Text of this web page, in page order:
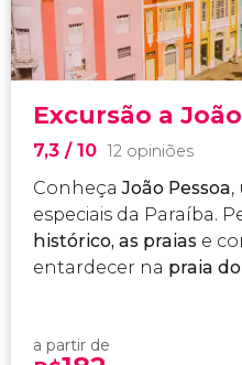
Excursão a
7,3 / 10 12 opiniões
ConheçaJoão Pessoa,
especiais da Paraíba.
histórico, as praias e
entardecer na praia
a partir de